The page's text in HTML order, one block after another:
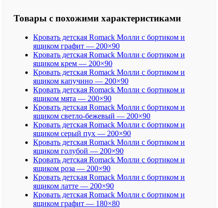
/
Учеников
Товары с похожими характеристиками
Кровать детская Romack Молли с бортиком и
ящиком графит — 200×90
Кровать детская Romack Молли с бортиком и
ящиком крем — 200×90
Кровать детская Romack Молли с бортиком и
ящиком капучино — 200×90
Кровать детская Romack Молли с бортиком и
ящиком мята — 200×90
Кровать детская Romack Молли с бортиком и
ящиком светло-бежевый — 200×90
Кровать детская Romack Молли с бортиком и
ящиком серый пух — 200×90
Кровать детская Romack Молли с бортиком и
ящиком голубой — 200×90
Кровать детская Romack Молли с бортиком и
ящиком роза — 200×90
Кровать детская Romack Молли с бортиком и
ящиком латте — 200×90
Кровать детская Romack Молли с бортиком и
ящиком графит — 180×80